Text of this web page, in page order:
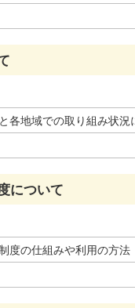
各地域での取り組み状況
について
度の仕組みや利用の方法